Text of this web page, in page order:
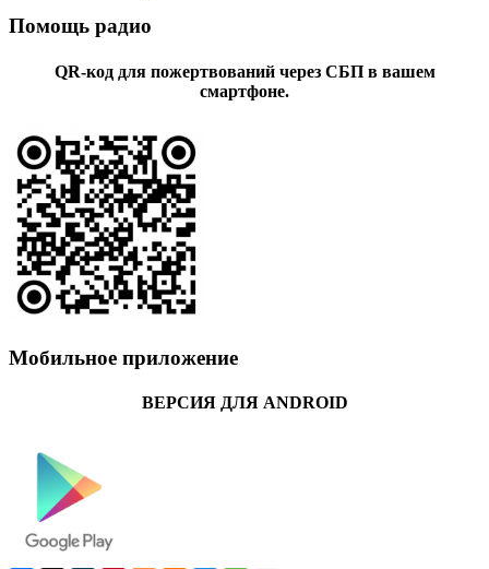
Помощь радио
QR-код для пожертвований через СБП в вашем
смартфоне.
Мобильное приложение
ВЕРСИЯ ДЛЯ ANDROID